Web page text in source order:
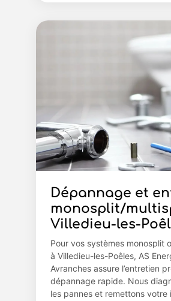
Dépannage et
monosplit/
Villedieu-les-
Pour vos systèmes monosplit
à Villedieu-les-Poêles, AS
Avranches assure l’entretien
dépannage rapide. Nous
les pannes et remettons votre